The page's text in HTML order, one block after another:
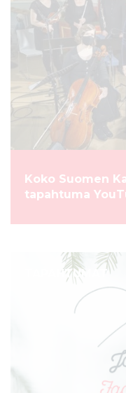
Koko Suomen
tapahtuma
TAPAHTUMAT